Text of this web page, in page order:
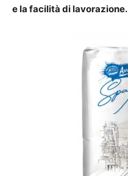
e la facilità di lavorazione.